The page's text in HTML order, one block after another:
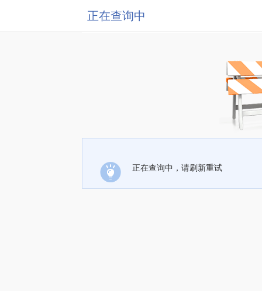
正在查询中
正在查询中，请刷新重试